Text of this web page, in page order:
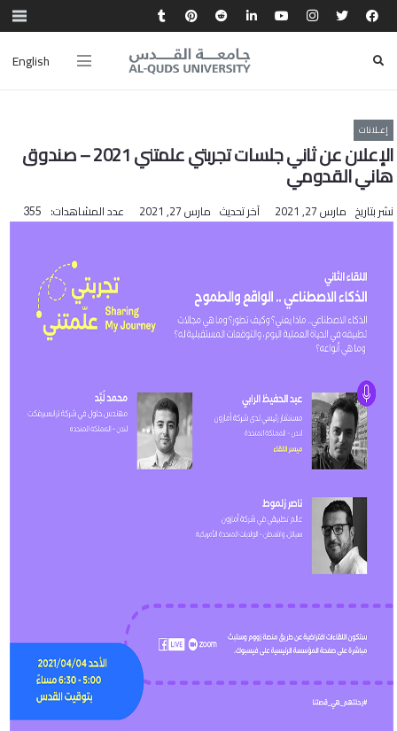
English
إعـلانات
الإعلان عن ثاني جلسات تجربتي علمتني 2021 – صندوق
هاني القدومي‎
نشر بتاريخ مارس 27, 2021 آخر تحديث مارس 27, 2021 عدد المشاهدات: 355